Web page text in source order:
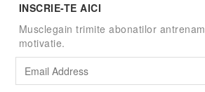
INSCRIE-TE AICI
Musclegain trimite abonatilor
motivatie.